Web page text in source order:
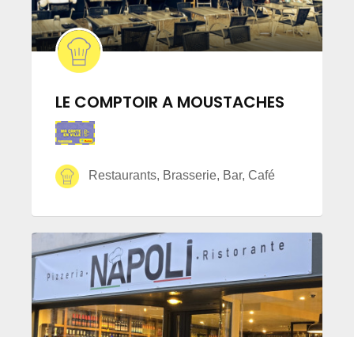
LE COMPTOIR A MOUSTACHES
Restaurants, Brasserie, Bar, Café